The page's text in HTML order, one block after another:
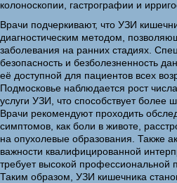
колоноскопии, гастрографии и
Врачи подчеркивают, что УЗИ
диагностическим методом,
заболевания на ранних стадиях.
безопасность и безболезненность
её доступной для пациентов всех
Подмосковье наблюдается рост
услуги УЗИ, что способствует более
Врачи рекомендуют проходить
симптомов, как боли в животе,
на опухолевые образования. Также
важности квалифицированной
требует высокой профессиональной
Таким образом, УЗИ кишечника